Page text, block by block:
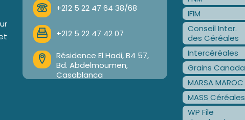
+212 5 22 47 64 38/68
+212 5 22 47 42 07
Résidence El Hadi, B4 57,
Bd. Abdelmoumen,
Casablanca
IFIM
Conseil Inter.
des Céréales
Intercéréales
Grains Canada
MARSA MAROC
MASS Céréales
WP File